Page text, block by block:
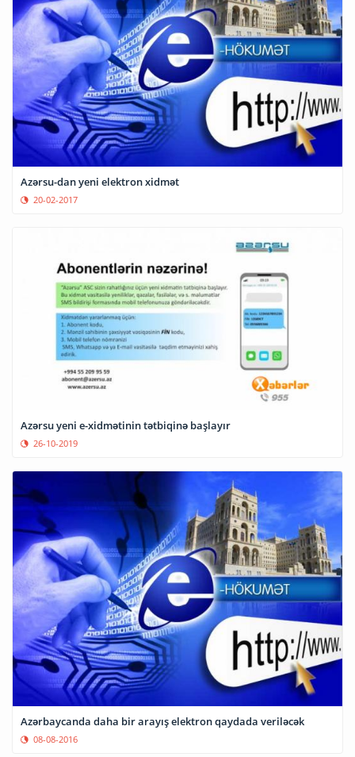
Azərsu-dan yeni elektron xidmət
20-02-2017
Azərsu yeni e-xidmətinin tətbiqinə başlayır
26-10-2019
​Azərbaycanda daha bir arayış elektron qaydada veriləcək
08-08-2016